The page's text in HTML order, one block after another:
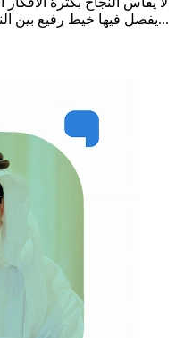
يفصل فيها خيط رفيع بين النجاة والانهيار. إذ إن القرارات الناجحة لا...